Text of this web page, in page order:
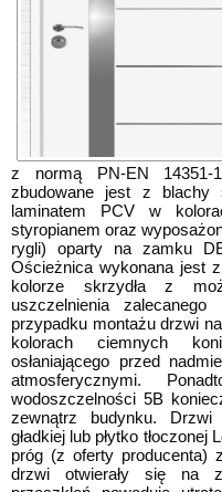
z normą PN-EN
zbudowane jest z blachy
laminatem PCV w
styropianem oraz
rygli) oparty na zamku
Ościeżnica wykonana jest
kolorze skrzydła z
uszczelnienia
przypadku montażu drzwi
kolorach ciemnych
osłaniającego przed
atmosferycznymi.
wodoszczelności 5B
zewnątrz budynku.
gładkiej lub płytko
próg (z oferty producenta)
drzwi otwierały się na